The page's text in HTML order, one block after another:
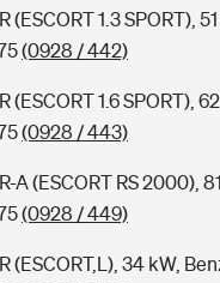
(ESCORT 1.3 SPORT),
(0928 / 442)
(ESCORT 1.6 SPORT),
(0928 / 443)
A (ESCORT RS 2000),
(0928 / 449)
(ESCORT,L), 34 kW,